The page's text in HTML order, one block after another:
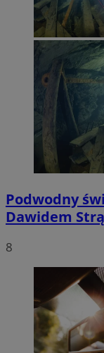
Podwodny
Dawidem
8